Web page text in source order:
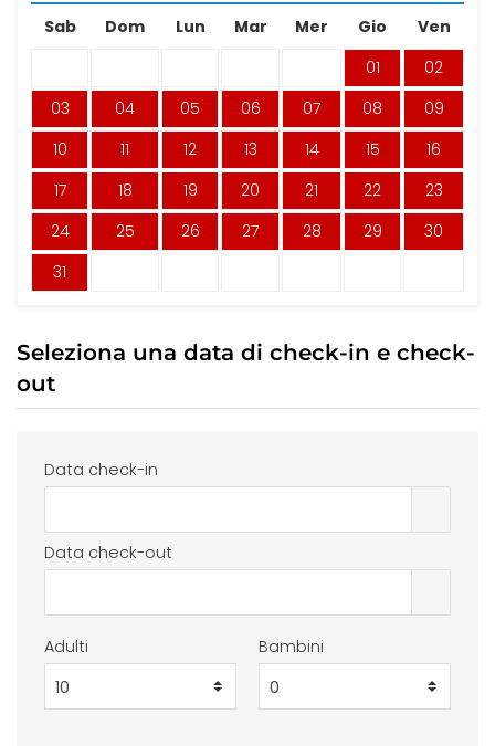
Sab Dom Lun Mar Mer Gio
Ven
01
02
03
04 05 06 07 08
09
10
11 12 13 14 15
16
17
18 19 20 21 22
23
24
25 26 27 28 29
30
31
Seleziona una data di check-in e check-
out
Data check-in
Data check-out
Adulti Bambini